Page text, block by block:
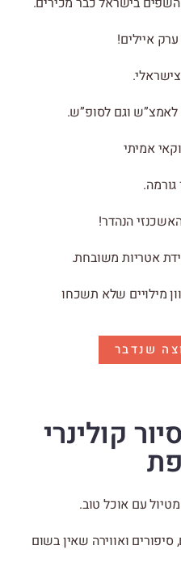
איילים!
וגם לסופ”ש.
אמיתי
גורמה.
הנהדר!
אטריות משובחת.
מילויים שלא תשכחו
שנדבר
קולינרי
עם אוכל טוב.
סיפורים ואווירה שאין בשום